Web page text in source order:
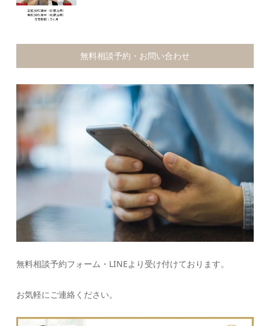
無料相談予約・お問い合わせ
無料相談予約フォーム・LINEより受け付けております。
お気軽にご連絡ください。